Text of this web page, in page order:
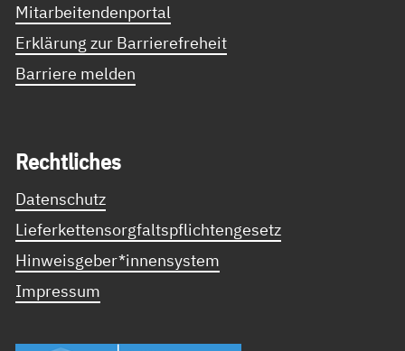
Mitarbeitendenportal
Erklärung zur Barrierefreheit
Barriere melden
Recht­li­ches
Datenschutz
Lieferkettensorgfaltspflichtengesetz
Hinweisgeber*innensystem
Impressum